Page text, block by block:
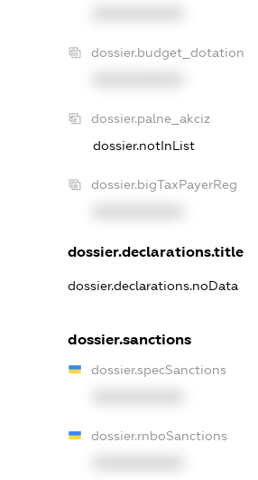
dossier.budget_dotation
dossier.palne_akciz
dossier.notInList
dossier.bigTaxPayerReg
dossier.declarations.title
dossier.declarations.noData
dossier.sanctions
dossier.specSanctions
dossier.rnboSanctions